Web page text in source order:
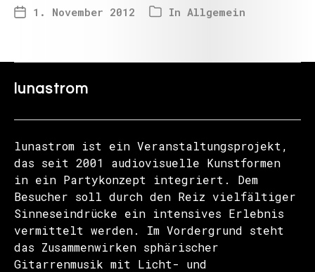
1. November 2012 In Allgemein
lunastrom
lunastrom ist ein Veranstaltungsprojekt,
das seit 2001 audiovisuelle Kunstformen
in ein Partykonzept integriert. Dem
Besucher soll durch den Reiz vielfältiger
Sinneseindrücke ein intensives Erlebnis
vermittelt werden. Im Vordergrund steht
das Zusammenwirken sphärischer
Gitarrenmusik mit Licht- und